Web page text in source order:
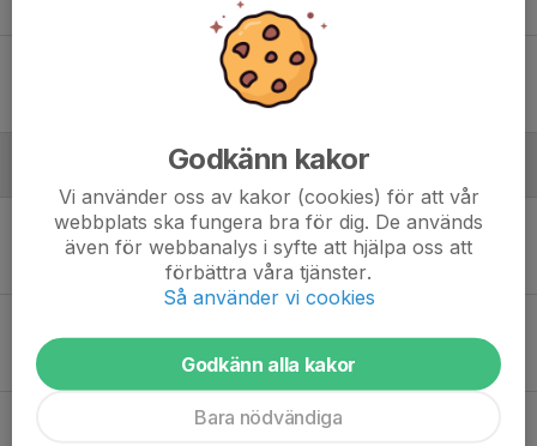
Gamla Upsala SK P11 S - Knivsta IK
Gottsundaskolan (nya) sporthall
Sön 11
Knivsta IK - Gamla Upsala SK P11 G
Nordiahallen Grillby
15:50
Nordiahallen Grillby
Knivsta IK - Gamla Upsala SK P11 G
Godkänn kakor
Vi använder oss av kakor (cookies) för att vår
webbplats ska fungera bra för dig. De används
även för webbanalys i syfte att hjälpa oss att
förbättra våra tjänster.
Så använder vi cookies
Godkänn alla kakor
Bara nödvändiga